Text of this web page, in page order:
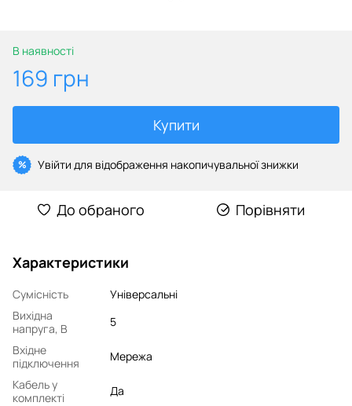
В наявності
169 грн
Купити
% Увійти для відображення накопичувальної знижки
До обраного Порівняти
Характеристики
Сумісність
Універсальні
Вихідна
напруга, В
5
Вхідне
підключення
Мережа
Кабель у
комплекті
Да